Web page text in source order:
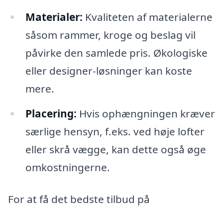
Materialer: Kvaliteten af materialerne
såsom rammer, kroge og beslag vil
påvirke den samlede pris. Økologiske
eller designer-løsninger kan koste
mere.
Placering: Hvis ophængningen kræver
særlige hensyn, f.eks. ved høje lofter
eller skrå vægge, kan dette også øge
omkostningerne.
For at få det bedste tilbud på